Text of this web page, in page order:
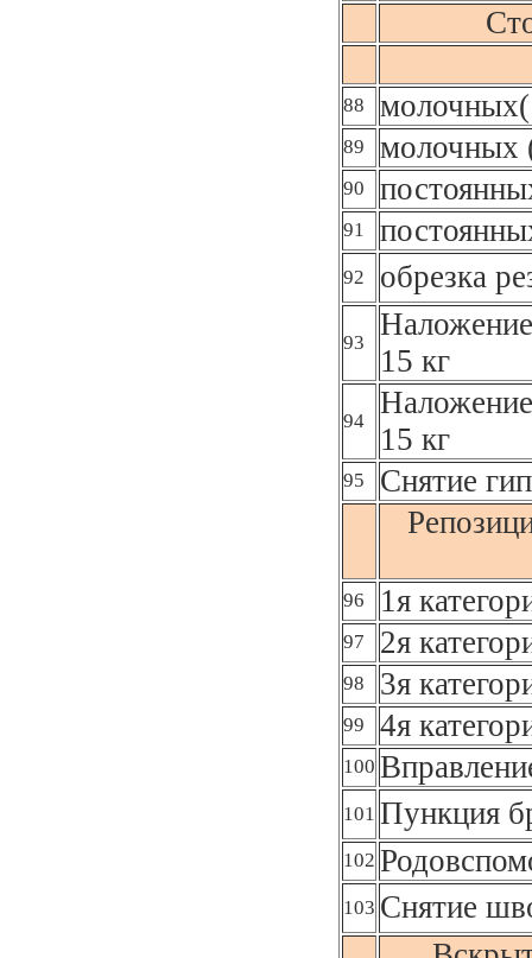
88
89 молочных
90
91
92 обрезка
93
15 кг
94
15 кг
95
Снятие
96 1я
97 2я
98 3я
99 4я
100
101 Пункция
102
103 Снятие